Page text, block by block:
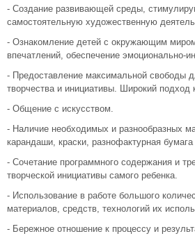
- Создание развивающей среды,
самостоятельную художественную
- Ознакомление детей с окружающим
впечатлений, обеспечение эмоционально-
- Предоставление максимальной свободы
творчества и инициативы. Широкий
- Общение с искусством.
- Наличие необходимых и разнообразных
карандаши, краски, разнофактурная
- Сочетание программного содержания и
творческой инициативы самого ребенка.
- Использование в работе большого
материалов, средств, технологий их
- Бережное отношение к процессу и